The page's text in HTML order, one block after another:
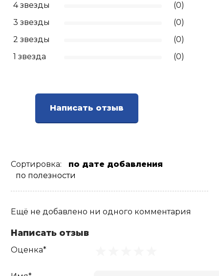
4 звезды
(0)
3 звезды
(0)
2 звезды
(0)
1 звезда
(0)
Написать отзыв
Сортировка:
по дате добавления
по полезности
Ещё не добавлено ни одного комментария
Написать отзыв
Оценка*